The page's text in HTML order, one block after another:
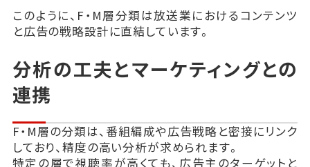
このように、F・M層分類は放送業におけるコンテンツ
と広告の戦略設計に直結しています。
分析の工夫とマーケティングとの
連携
F・M層の分類は、番組編成や広告戦略と密接にリンク
しており、精度の高い分析が求められます。
特定の層で視聴率が高くても、広告主のターゲットと